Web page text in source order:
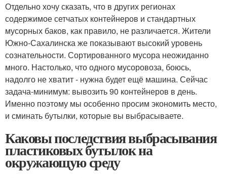
Отдельно хочу сказать, что в других регионах
содержимое сетчатых контейнеров и стандартных
мусорных баков, как правило, не различается. Жители
Южно-Сахалинска же показывают высокий уровень
сознательности. Сортированного мусора неожиданно
много. Настолько, что одного мусоровоза, боюсь,
надолго не хватит - нужна будет ещё машина. Сейчас
задача-минимум: вывозить 90 контейнеров в день.
Именно поэтому мы особенно просим экономить место,
и сминать бутылки, которые вы выбрасываете.
Каковы последствия выбрасывания
пластиковых бутылок на
окружающую среду